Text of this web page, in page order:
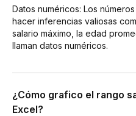
Datos numéricos: Los
hacer inferencias valiosas
salario máximo, la edad
llaman datos numéricos.
¿Cómo grafico el rango
Excel?